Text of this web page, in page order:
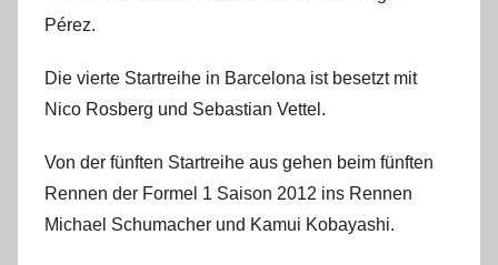
Pérez.
Die vierte Startreihe in Barcelona ist besetzt mit
Nico Rosberg und Sebastian Vettel.
Von der fünften Startreihe aus gehen beim fünften
Rennen der Formel 1 Saison 2012 ins Rennen
Michael Schumacher und Kamui Kobayashi.